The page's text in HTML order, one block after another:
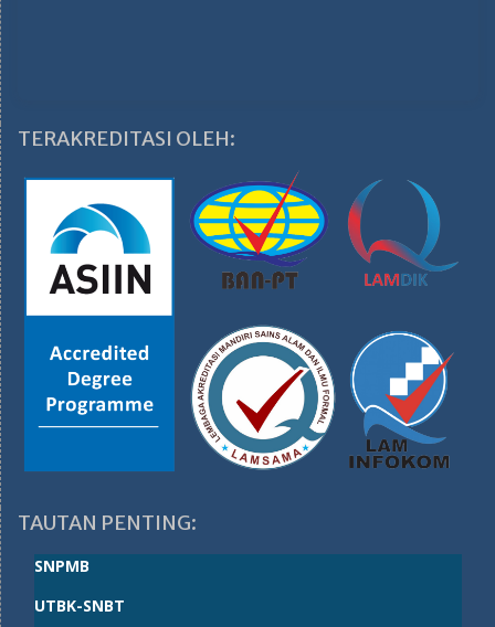
TERAKREDITASI OLEH:
TAUTAN PENTING:
SNPMB
UTBK-SNBT